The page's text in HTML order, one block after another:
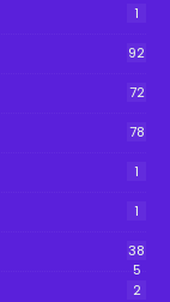
1
92
72
78
1
1
38
5
2